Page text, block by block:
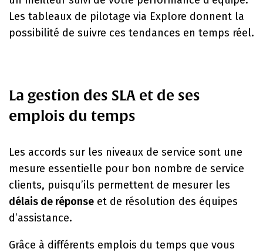
Les tableaux de pilotage via Explore donnent la
possibilité de suivre ces tendances en temps réel.
La gestion des SLA et de ses
emplois du temps
Les accords sur les niveaux de service sont une
mesure essentielle pour bon nombre de service
clients, puisqu’ils permettent de mesurer les
délais de réponse et de résolution des équipes
d’assistance.
Grâce à différents emplois du temps que vous